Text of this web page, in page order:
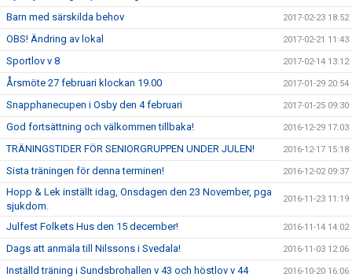
Barn med särskilda behov 2017-02-23 18:52
OBS! Ändring av lokal 2017-02-21 11:43
Sportlov v 8 2017-02-14 13:12
Årsmöte 27 februari klockan 19.00 2017-01-29 20:54
Snapphanecupen i Osby den 4 februari 2017-01-25 09:30
God fortsättning och välkommen tillbaka! 2016-12-29 17:03
TRÄNINGSTIDER FÖR SENIORGRUPPEN UNDER JULEN! 2016-12-17 15:18
Sista träningen för denna terminen! 2016-12-02 09:37
Hopp & Lek inställt idag, Onsdagen den 23 November, pga
sjukdom.
2016-11-23 11:19
Julfest Folkets Hus den 15 december! 2016-11-14 14:02
Dags att anmäla till Nilssons i Svedala! 2016-11-03 12:06
Inställd träning i Sundsbrohallen v 43 och höstlov v 44 2016-10-20 16:06